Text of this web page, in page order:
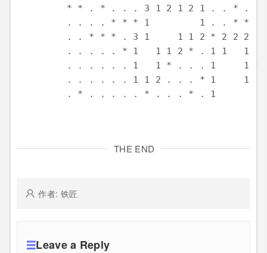
* * . * . . . 3 1 2 1 2 1 . . * .
. . . . * * * 1         1 . . * *
. . * * * . 3 1     1 1 2 * 2 2 2
. . . . . * 1   1 1 2 * . 1 1   1
. . . . . . 1   1 * . . . 1     1
. . . . . . 1 1 2 . . . * 1     1
. * . . . . . * . . . * . 1
THE END
作者: 铁匠
Leave a Reply